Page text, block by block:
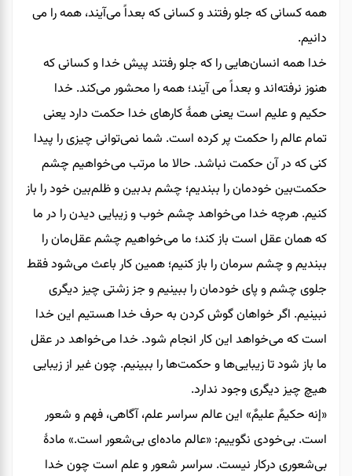
همه کسانی که جلو رفتند و کسانی که بعداً می‌آیند، همه را می
دانیم.
خدا همه انسان‌هایی را که جلو رفتند پیش خدا و کسانی که
هنوز نرفته‌اند و بعداً می آیند؛ همه را محشور می‌کند. خدا
حکیم و علیم است یعنی همۀ کارهای خدا حکمت دارد یعنی
تمام عالم را حکمت پر کرده است. شما نمی‌توانی چیزی را پیدا
کنی که در آن حکمت نباشد. حالا ما مرتب می‌خواهیم چشم
حکمت‌بین خودمان را ببندیم؛ چشم بد‌بین و ظلم‌بین خود را باز
کنیم. هرچه خدا می‌خواهد چشم خوب‌ و زیبایی دیدن را در ما
که همان عقل است باز کند؛ ما می‌خواهیم چشم عقل‌مان را
ببندیم و چشم سرمان را باز کنیم؛ همین کار باعث می‌شود فقط
جلوی چشم و پای خودمان را ببینیم و جز زشتی چیز دیگری
نبینیم. اگر خواهان گوش کردن به حرف خدا هستیم این خدا
است که می‌خواهد این کار انجام شود. خدا می‌خواهد در عقل
ما باز شود تا زیبایی‌ها و حکمت‌ها را ببینیم. چون غیر از زیبایی
هیچ چیز دیگری وجود ندارد.
«إنه حکیمٌ علیمٌ» این عالم سراسر علم، آگاهی، فهم و شعور
است. بی‌خودی نگوییم: «عالم ماده‌‌ای بی‌شعور است.» مادۀ
بی‌شعوری درکار نیست. سراسر شعور و علم است چون خدا